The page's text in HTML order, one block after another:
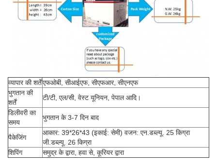
व्यापार की शर्तेंएफओबी, सीआईएफ, सीएफआर, सीएनएफ
भुगतान की
शर्तें
टी/टी, एल/सी, वेस्ट यूनियन, पेपाल आदि।
डिलीवरी का
समय
भुगतान के 3-7 दिन बाद
पैकेजिंग
आकार: 39*26*43 (इकाई: सेमी) वजन: एन.डब्ल्यू. 25 किग्रा
जी.डब्ल्यू. 26 किग्रा
शिपिंग
समुद्र के द्वारा, हवा से, कूरियर द्वारा